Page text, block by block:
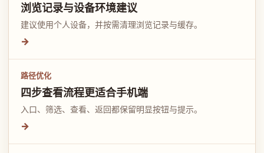
浏览记录与设备环境建议
建议使用个人设备，并按需清理浏览记录与缓存。
→
路径优化
四步查看流程更适合手机端
入口、筛选、查看、返回都保留明显按钮与提示。
→